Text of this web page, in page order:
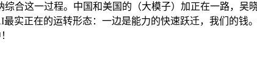
合这一过程。中国和美国的（大模子）加正在一路，吴
实正在的运转形态：一边是能力的快速跃迁，我们的钱